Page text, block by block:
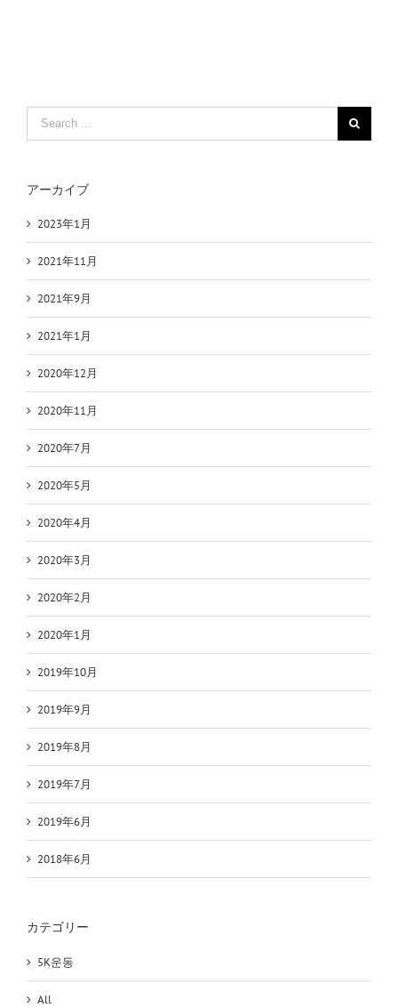
Search
アーカイブ
2023年1月
2021年11月
2021年9月
2021年1月
2020年12月
2020年11月
2020年7月
2020年5月
2020年4月
2020年3月
2020年2月
2020年1月
2019年10月
2019年9月
2019年8月
2019年7月
2019年6月
2018年6月
カテゴリー
5K운동
All